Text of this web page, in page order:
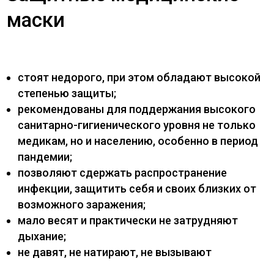
маски
стоят недорого, при этом обладают высокой
степенью защиты;
рекомендованы для поддержания высокого
санитарно-гигиенического уровня не только
медикам, но и населению, особенно в период
пандемии;
позволяют сдержать распространение
инфекции, защитить себя и своих близких от
возможного заражения;
мало весят и практически не затрудняют
дыхание;
не давят, не натирают, не вызывают